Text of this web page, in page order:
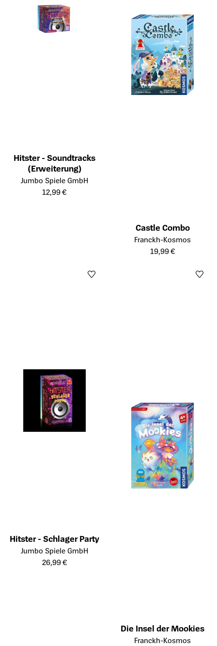
Hitster - Soundtracks
(Erweiterung)
Öffnet die Detailseite des Produkts
Jumbo Spiele GmbH
12,99 €
Castle Combo
Öffnet die Detailseite des
Franckh-Kosmos
19,99 €
Hitster - Schlager Party
Öffnet die Detailseite des Produkts
Jumbo Spiele GmbH
26,99 €
Die Insel der Mookies
Öffnet die Detailseite des
Franckh-Kosmos